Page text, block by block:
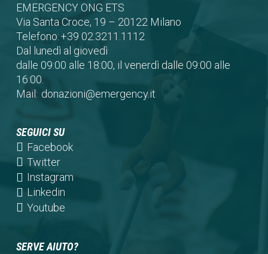
EMERGENCY ONG ETS
Via Santa Croce, 19 – 20122 Milano
Telefono:+39 02.3211.1112
Dal lunedì al giovedì
dalle 09:00 alle 18:00, il venerdì dalle 09:00 alle
16:00.
Mail: donazioni@emergency.it
SEGUICI SU
Facebook(opens
a
Twitter(opens
in
a
new
Instagram(opens
Linkedin(opens
in
tab)
Youtube(opens
new
SERVE AIUTO?